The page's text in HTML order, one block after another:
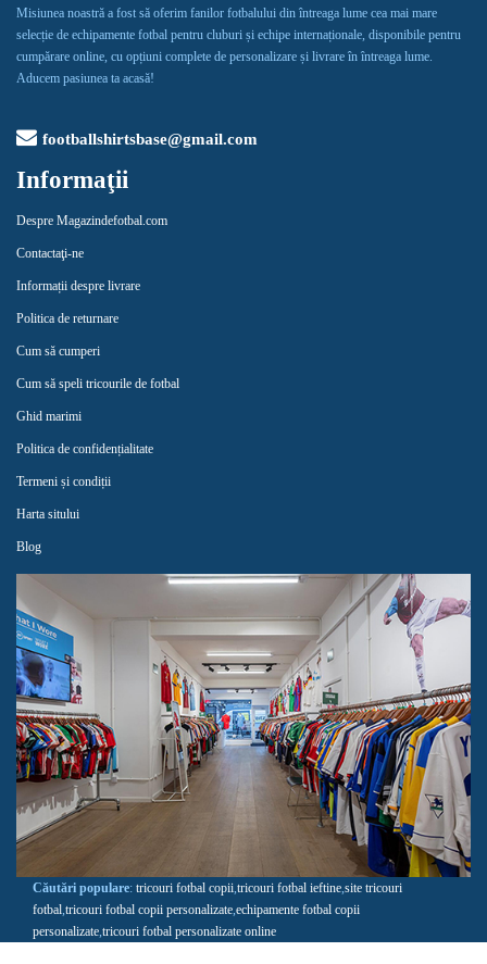
Misiunea noastră a fost să oferim fanilor fotbalului din întreaga lume cea mai mare
selecție de echipamente fotbal pentru cluburi și echipe internaționale, disponibile pentru
cumpărare online, cu opțiuni complete de personalizare și livrare în întreaga lume.
Aducem pasiunea ta acasă!
footballshirtsbase@gmail.com
Informaţii
Despre Magazindefotbal.com
Contactaţi-ne
Informații despre livrare
Politica de returnare
Cum să cumperi
Cum să speli tricourile de fotbal
Ghid marimi
Politica de confidențialitate
Termeni și condiții
Harta sitului
Blog
Căutări populare: tricouri fotbal copii tricouri fotbal ieftine site tricouri
fotbal tricouri fotbal copii personalizate echipamente fotbal copii
personalizate tricouri fotbal personalizate online